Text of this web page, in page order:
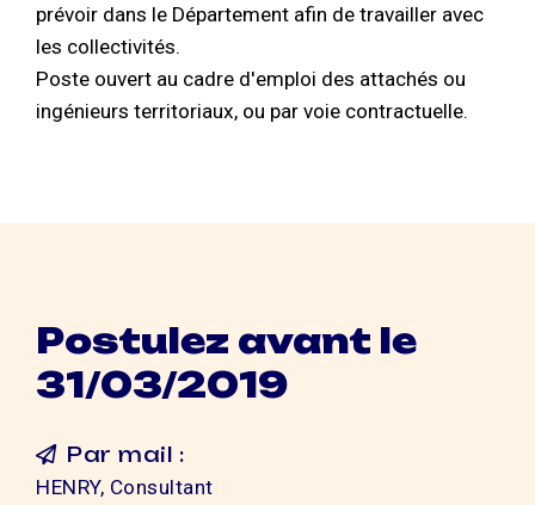
prévoir dans le Département afin de travailler avec
les collectivités.
Poste ouvert au cadre d'emploi des attachés ou
ingénieurs territoriaux, ou par voie contractuelle.
Postulez avant le
31/03/2019
Par mail :
HENRY, Consultant